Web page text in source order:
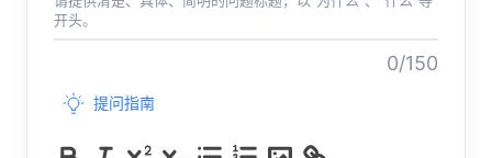
开头。
0/150
提问指南